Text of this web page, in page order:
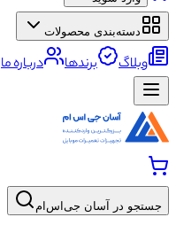
دسته‌بندی محصولات
وبلاگ برندها درباره ما
جستجو در آسان جی‌اس‌ام